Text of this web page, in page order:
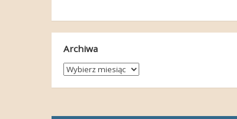
Archiwa
Archiwa